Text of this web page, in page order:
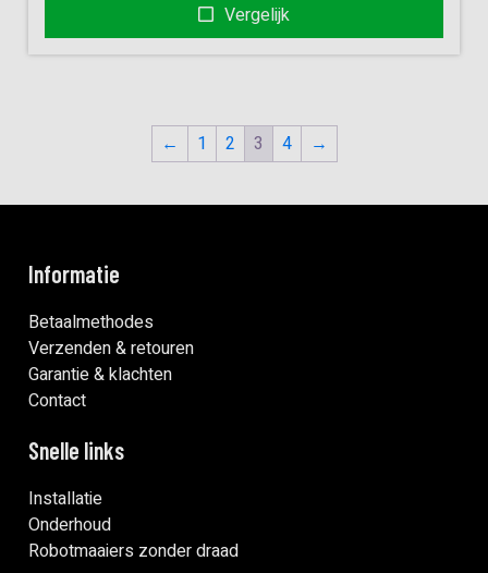
Vergelijk
← 1 2 3 4 →
Informatie
Betaalmethodes
Verzenden & retouren
Garantie & klachten
Contact
Snelle links
Installatie
Onderhoud
Robotmaaiers zonder draad